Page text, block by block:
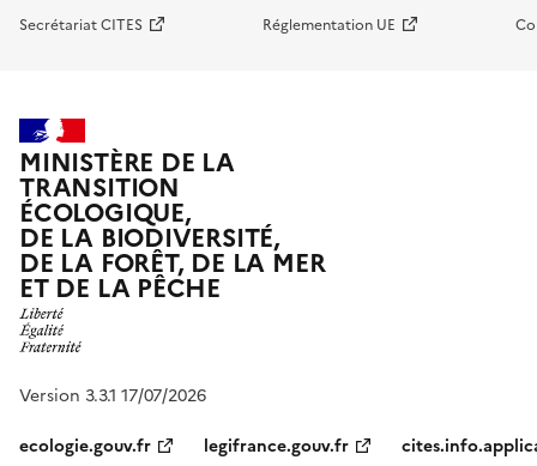
Secrétariat CITES Réglementation UE
MINISTÈRE DE LA
TRANSITION
ÉCOLOGIQUE,
DE LA BIODIVERSITÉ,
DE LA FORÊT, DE LA MER
ET DE LA PÊCHE
Version 3.3.1 17/07/2026
ecologie.gouv.fr
legifrance.gouv.fr